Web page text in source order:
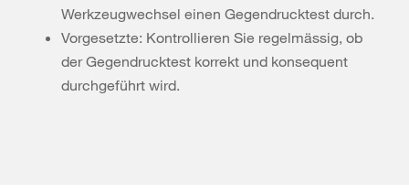
Werkzeugwechsel einen Gegendrucktest durch.
Vorgesetzte: Kontrollieren Sie regelmässig, ob
der Gegendrucktest korrekt und konsequent
durchgeführt wird.